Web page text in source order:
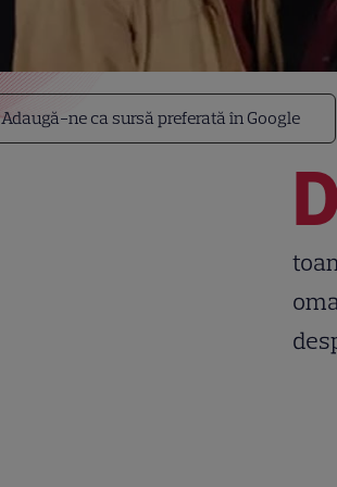
Adaugă-ne ca sursă preferată în Google